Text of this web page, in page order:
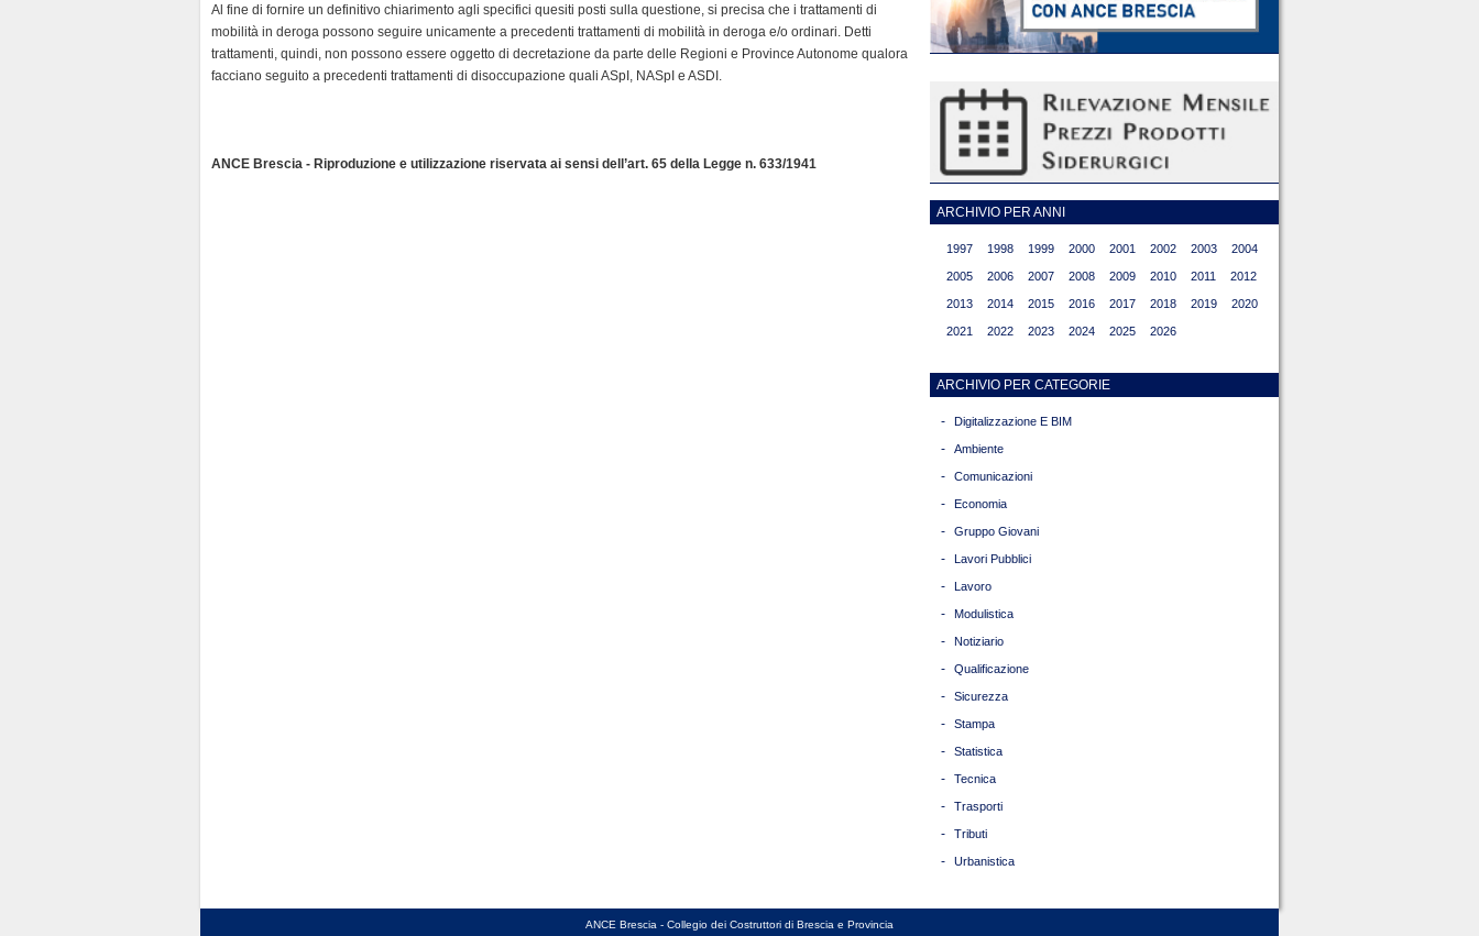
Al fine di fornire un definitivo chiarimento agli specifici quesiti posti sulla questione, si precisa che i trattamenti di
mobilità in deroga possono seguire unicamente a precedenti trattamenti di mobilità in deroga e/o ordinari. Detti
trattamenti, quindi, non possono essere oggetto di decretazione da parte delle Regioni e Province Autonome qualora
facciano seguito a precedenti trattamenti di disoccupazione quali ASpI, NASpI e ASDI.
ANCE Brescia - Riproduzione e utilizzazione riservata ai sensi dell’art. 65 della Legge n. 633/1941
ARCHIVIO PER ANNI
1997 1998 1999 2000 2001 2002 2003 2004
2005 2006 2007 2008 2009 2010 2011 2012
2013 2014 2015 2016 2017 2018 2019 2020
2021 2022 2023 2024 2025 2026
ARCHIVIO PER CATEGORIE
- Digitalizzazione E BIM
- Ambiente
- Comunicazioni
- Economia
- Gruppo Giovani
- Lavori Pubblici
- Lavoro
- Modulistica
- Notiziario
- Qualificazione
- Sicurezza
- Stampa
- Statistica
- Tecnica
- Trasporti
- Tributi
- Urbanistica
ANCE Brescia - Collegio dei Costruttori di Brescia e Provincia